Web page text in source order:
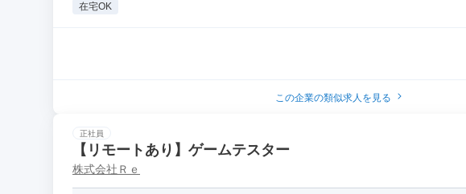
在宅OK
この企業の類似求人を見る
正社員
【リモートあり】ゲームテスター
株式会社Ｒｅ